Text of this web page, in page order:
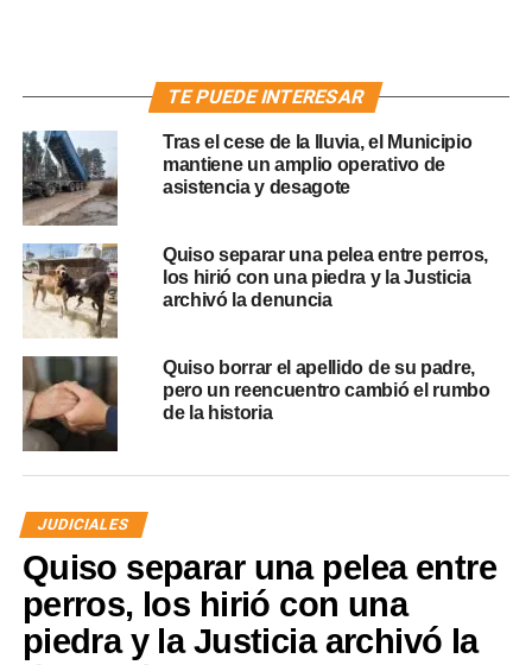
TE PUEDE INTERESAR
Tras el cese de la lluvia, el Municipio
mantiene un amplio operativo de
asistencia y desagote
Quiso separar una pelea entre perros,
los hirió con una piedra y la Justicia
archivó la denuncia
Quiso borrar el apellido de su padre,
pero un reencuentro cambió el rumbo
de la historia
JUDICIALES
Quiso separar una pelea entre
perros, los hirió con una
piedra y la Justicia archivó la